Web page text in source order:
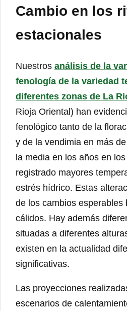
Cambio en los
estacionales
Nuestros análisis de la
fenología de la variedad
diferentes zonas de La
Rioja Oriental) han
fenológico tanto de la
y de la vendimia en más
la media en los años en
registrado mayores
estrés hídrico. Estas
de los cambios esperables
cálidos. Hay además
situadas a diferentes
existen en la actualidad
significativas.
Las proyecciones
escenarios de